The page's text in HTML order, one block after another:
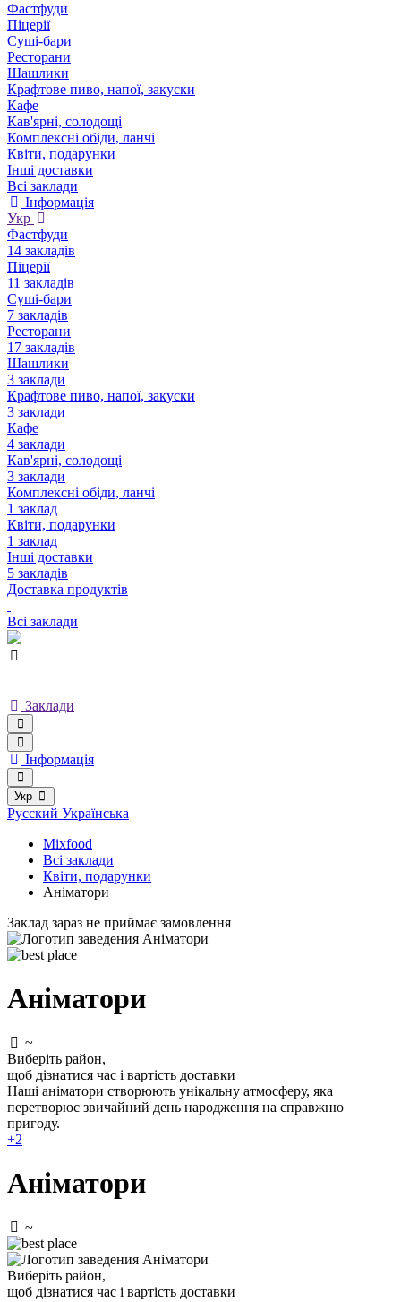
Фастфуди
Піцерії
Суші-бари
Ресторани
Шашлики
Крафтове пиво, напої, закуски
Кафе
Кав'ярні, солодощі
Комплексні обіди, ланчі
Квіти, подарунки
Інші доставки
Всі заклади
Інформація
Укр
Фастфуди
14 закладів
Піцерії
11 закладів
Суші-бари
7 закладів
Ресторани
17 закладів
Шашлики
3 заклади
Крафтове пиво, напої, закуски
3 заклади
Кафе
4 заклади
Кав'ярні, солодощі
3 заклади
Комплексні обіди, ланчі
1 заклад
Квіти, подарунки
1 заклад
Інші доставки
5 закладів
Доставка продуктів
Всі заклади
Заклади
Інформація
Укр
Русский Українська
Mixfood
Всі заклади
Квіти, подарунки
Аніматори
Заклад зараз не приймає замовлення
Аніматори
~
Виберіть район,
щоб дізнатися час і вартість доставки
Наші аніматори створюють унікальну атмосферу, яка
перетворює звичайний день народження на справжню
пригоду.
+2
Аніматори
~
Виберіть район,
щоб дізнатися час і вартість доставки